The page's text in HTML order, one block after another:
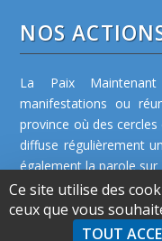
NOS
La Paix
manifestations ou
province où des
diffuse régulièrement
également la parole
Ce site utilise des
ceux que vous
TOUT